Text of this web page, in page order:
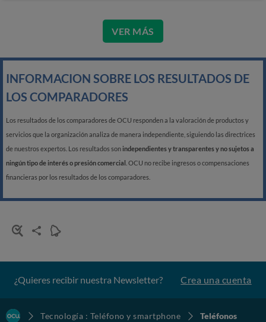
VER MÁS
INFORMACION SOBRE LOS RESULTADOS DE
LOS COMPARADORES
Los resultados de los comparadores de OCU responden a la valoración de productos y
servicios que la organización analiza de manera independiente, siguiendo las directrices
de nuestros expertos. Los resultados son independientes y transparentes y no sujetos a
ningún tipo de interés o presión comercial . OCU no recibe ingresos o compensaciones
financieras por los resultados de los comparadores.
¿Quieres recibir nuestra Newsletter? Crea una cuenta
Tecnología : Teléfono y smartphone
Teléfonos